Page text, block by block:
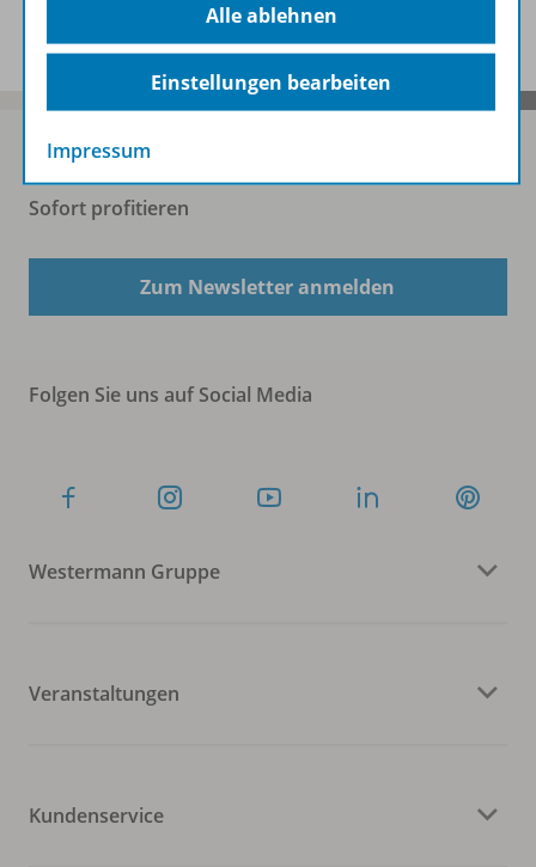
Sofort profitieren
Zum Newsletter anmelden
Folgen Sie uns auf Social Media
Westermann Gruppe
Veranstaltungen
Kundenservice
Alle ablehnen
Einstellungen bearbeiten
Impressum